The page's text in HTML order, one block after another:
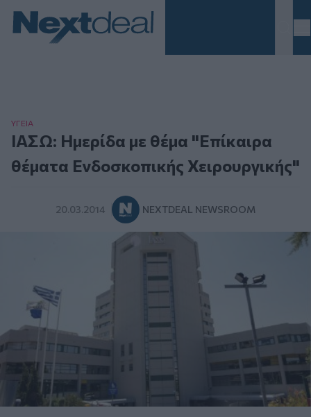
ΥΓΕΙΑ
ΙΑΣΩ: Ημερίδα με θέμα "Επίκαιρα
θέματα Ενδοσκοπικής Χειρουργικής"
20.03.2014 NEXTDEAL NEWSROOM